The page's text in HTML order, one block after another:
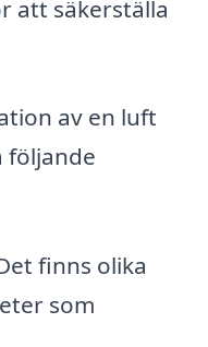
att säkerställa
av en luft
följande
finns olika
som